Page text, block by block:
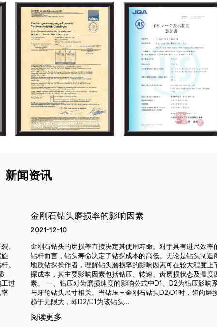
新闻资讯
金刚石钻头磨损率的影响因素
2021-12-10
金刚石钻头的磨损率直接决定其使用寿命。对于具有进尺效率的刻槽
钻杆而言，钻头寿命决定了钻探成本的高低。无论是钻头制造商还是
地质钻探操作者，理解钻头磨损率的影响因素可在较大程度上节约钻
探成本，其主要影响因素包括钻压、转速、齿磨损状态及温度四大要
素。 一、钻压对齿磨损速度的影响公式中D1、D2为钻压影响系数，
与牙轮钻头尺寸相关。当钻压＝金刚石钻头D2/D1时，齿的磨损速率
趋于无限大，即D2/D1为该钻头...
阅读更多